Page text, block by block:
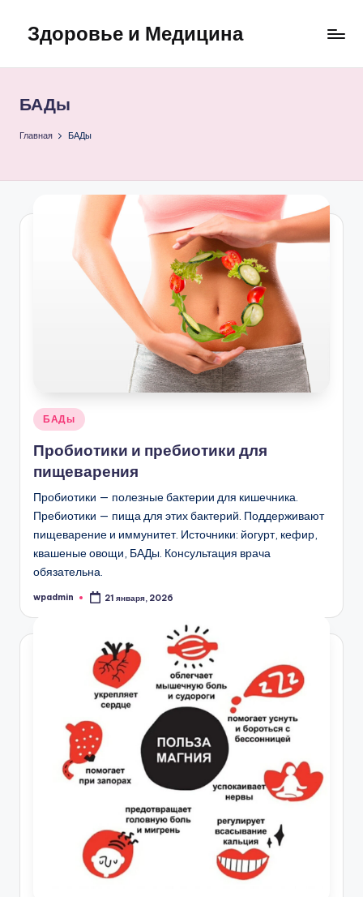
Перейти
содержимому
Здоровье и Медицина
источник
информации
о
БАДы
Главная БАДы
Опубликовано
БАДы
Пробиотики и пребиотики для
пищеварения
Пробиотики — полезные бактерии для кишечника.
Пребиотики — пища для этих бактерий. Поддерживают
пищеварение и иммунитет. Источники: йогурт, кефир,
квашеные овощи, БАДы. Консультация врача
обязательна.
Запись
wpadmin 21 января, 2026